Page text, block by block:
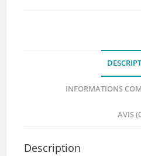
INFORMATIONS
AVIS
Description